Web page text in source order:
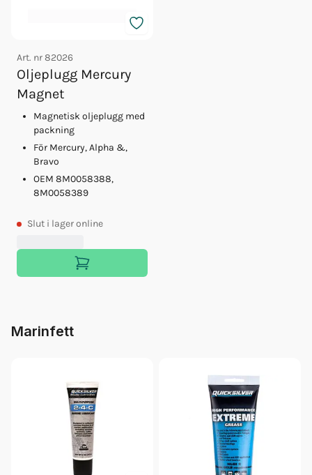
Art. nr82026
Oljeplugg Mercury
Magnet
Magnetisk oljeplugg med
packning
För Mercury, Alpha &,
Bravo
OEM 8M0058388,
8M0058389
Slut i lager online
Marinfett